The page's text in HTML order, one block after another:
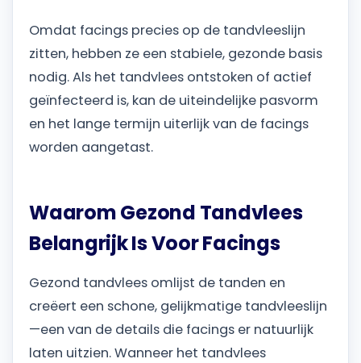
Omdat facings precies op de tandvleeslijn
zitten, hebben ze een stabiele, gezonde basis
nodig. Als het tandvlees ontstoken of actief
geïnfecteerd is, kan de uiteindelijke pasvorm
en het lange termijn uiterlijk van de facings
worden aangetast.
Waarom Gezond Tandvlees
Belangrijk Is Voor Facings
Gezond tandvlees omlijst de tanden en
creëert een schone, gelijkmatige tandvleeslijn
—een van de details die facings er natuurlijk
laten uitzien. Wanneer het tandvlees